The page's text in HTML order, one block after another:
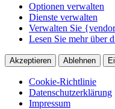
Optionen verwalten
Dienste verwalten
Verwalten Sie
Lesen Sie mehr über
Akzeptieren Ablehnen
Cookie-Richtlinie
Datenschutzerklärung
Impressum